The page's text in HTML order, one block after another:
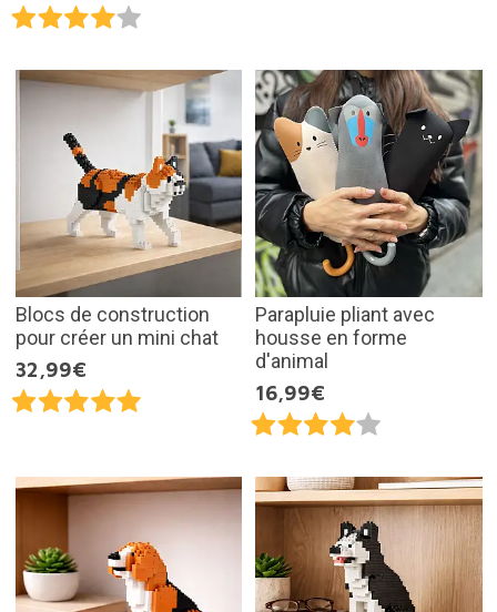
Blocs de construction
pour créer un mini chat
32,99€
Parapluie pliant avec
housse en forme
d'animal
16,99€